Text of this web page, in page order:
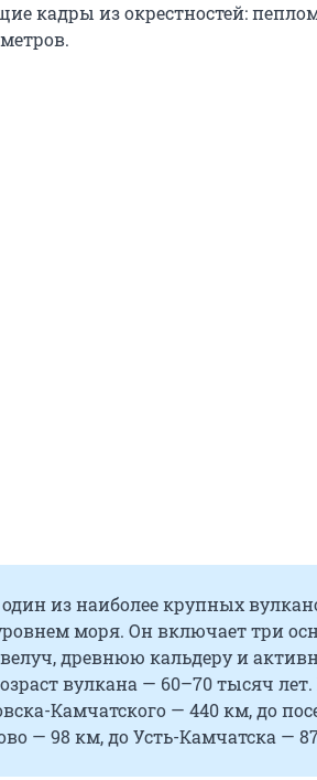
кадры из окрестностей:
из наиболее крупных
моря. Он включает три
древнюю кальдеру и
вулкана — 60–70 тысяч
Камчатского — 440 км, до
— 98 км, до Усть-Камчатска —